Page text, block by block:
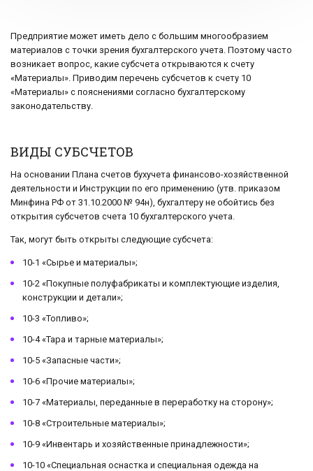
Предприятие может иметь дело с большим многообразием
материалов с точки зрения бухгалтерского учета. Поэтому часто
возникает вопрос, какие субсчета открываются к счету
«Материалы». Приводим перечень субсчетов к счету 10
«Материалы» с пояснениями согласно бухгалтерскому
законодательству.
ВИДЫ СУБСЧЕТОВ
На основании Плана счетов бухучета финансово-хозяйственной
деятельности и Инструкции по его применению (утв. приказом
Минфина РФ от 31.10.2000 № 94н), бухгалтеру не обойтись без
открытия субсчетов счета 10 бухгалтерского учета.
Так, могут быть открыты следующие субсчета:
10-1 «Сырье и материалы»;
10-2 «Покупные полуфабрикаты и комплектующие изделия,
конструкции и детали»;
10-3 «Топливо»;
10-4 «Тара и тарные материалы»;
10-5 «Запасные части»;
10-6 «Прочие материалы»;
10-7 «Материалы, переданные в переработку на сторону»;
10-8 «Строительные материалы»;
10-9 «Инвентарь и хозяйственные принадлежности»;
10-10 «Специальная оснастка и специальная одежда на